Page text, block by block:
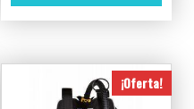
¡Oferta!